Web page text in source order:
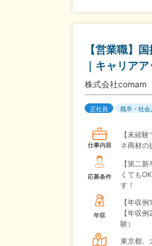
【営業職】
｜キャリア
株式会社comam
正社員 既卒・社会
仕事内容
【未経
ネ商材の
応募条件
【第二
くても
す！
年収
【年収例1
【年収例2
験）
東京都